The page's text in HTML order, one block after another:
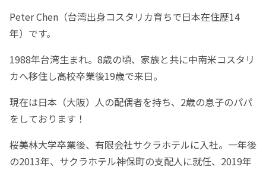
Peter Chen（台湾出身コスタリカ育ちで日本在住歴14
年）です。
1988年台湾生まれ。8歳の頃、家族と共に中南米コスタリ
カへ移住し高校卒業後19歳で来日。
現在は日本（大阪）人の配偶者を持ち、2歳の息子のパパ
をしております！
桜美林大学卒業後、有限会社サクラホテルに入社。一年後
の2013年、サクラホテル神保町の支配人に就任、2019年